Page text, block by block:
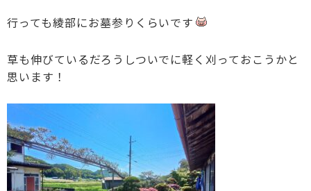
行っても綾部にお墓参りくらいです
草も伸びているだろうしついでに軽く刈っておこうかと
思います！